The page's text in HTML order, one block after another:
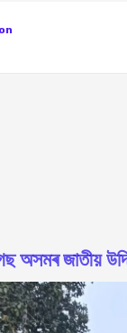
অসমৰ জাতীয়